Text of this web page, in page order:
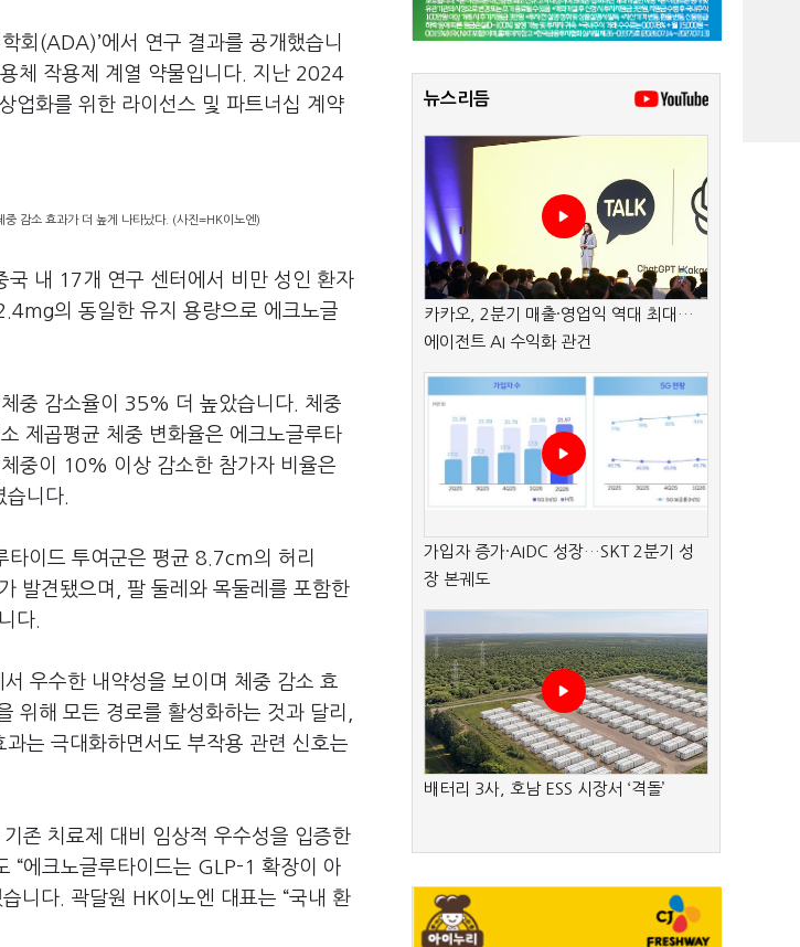
회(ADA)’에서 연구 결과를 공개했습니
체 작용제 계열 약물입니다. 지난 2024
업화를 위한 라이선스 및 파트너십 계약
감소 효과가 더 높게 나타났다. (사진=HK이노엔)
국 내 17개 연구 센터에서 비만 성인 환자
의 동일한 유지 용량으로 에크노글
중 감소율이 35% 더 높았습니다. 체중
제곱평균 체중 변화율은 에크노글루타
중이 10% 이상 감소한 참가자 비율은
니다.
이드 투여군은 평균 8.7cm의 허리
발견됐으며, 팔 둘레와 목둘레를 포함한
다.
우수한 내약성을 보이며 체중 감소 효
위해 모든 경로를 활성화하는 것과 달리,
는 극대화하면서도 부작용 관련 신호는
존 치료제 대비 임상적 우수성을 입증한
“에크노글루타이드는 GLP-1 확장이 아
니다. 곽달원 HK이노엔 대표는 “국내 환
뉴스리듬
카카오, 2분기 매출·영업익 역대 최대…
에이전트 AI 수익화 관건
가입자 증가·AIDC 성장…SKT 2분기 성
장 본궤도
배터리 3사, 호남 ESS 시장서 ‘격돌’